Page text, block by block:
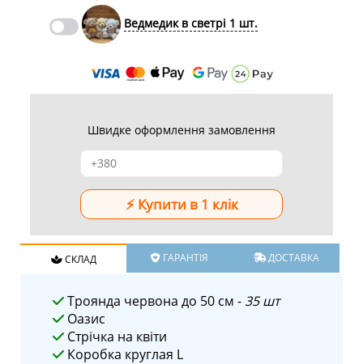
Ведмедик в светрі 1 шт.
Швидке оформлення замовлення
СКЛАД ГАРАНТІЯ ДОСТАВКА
Троянда червона до 50 см - 35 шт
Оазис
Стрічка на квіти
Коробка круглая L